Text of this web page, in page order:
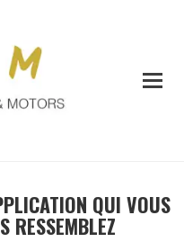
QUI VOUS
RESSEMBLEZ